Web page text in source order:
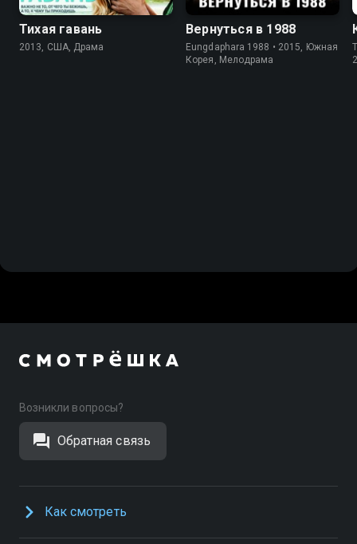
Тихая гавань
2013, США, Драма
Вернуться в 1988
Eungdaphara 1988 • 2015, Южная
Корея, Мелодрама
Возникли вопросы?
Обратная связь
Как смотреть